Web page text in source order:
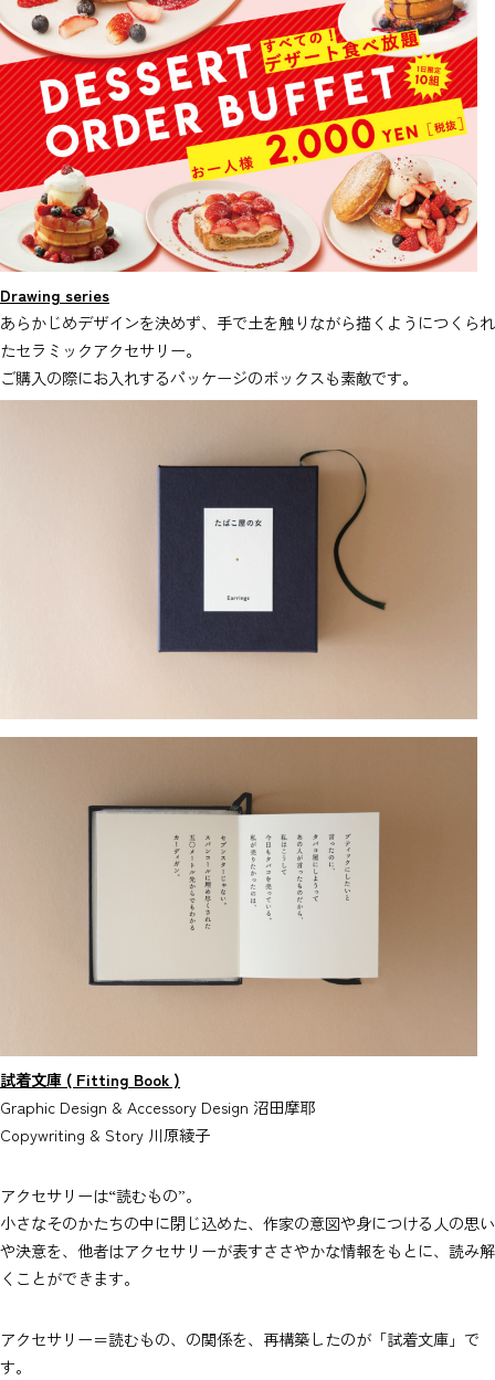
Drawing series
あらかじめデザインを決めず、手で土を触りながら描くようにつくられ
たセラミックアクセサリー。
ご購入の際にお入れするパッケージのボックスも素敵です。
試着文庫 ( Fitting Book )
Graphic Design & Accessory Design 沼田摩耶
Copywriting & Story 川原綾子
アクセサリーは“読むもの”。
小さなそのかたちの中に閉じ込めた、作家の意図や身につける人の思い
や決意を、他者はアクセサリーが表すささやかな情報をもとに、読み解
くことができます。
アクセサリー＝読むもの、の関係を、再構築したのが「試着文庫」で
す。